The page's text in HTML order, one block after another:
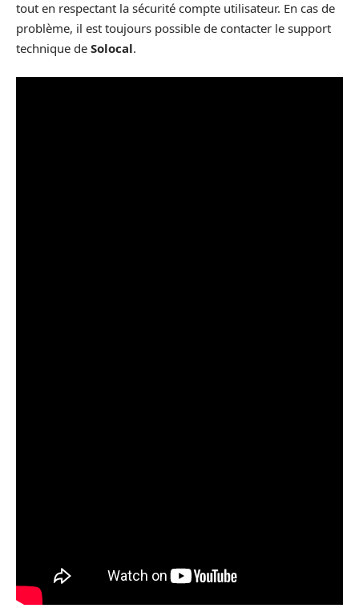
tout en respectant la sécurité compte utilisateur. En cas de
problème, il est toujours possible de contacter le support
technique de Solocal.